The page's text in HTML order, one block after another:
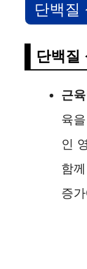
단백질
단백질
근
육
인
함
증